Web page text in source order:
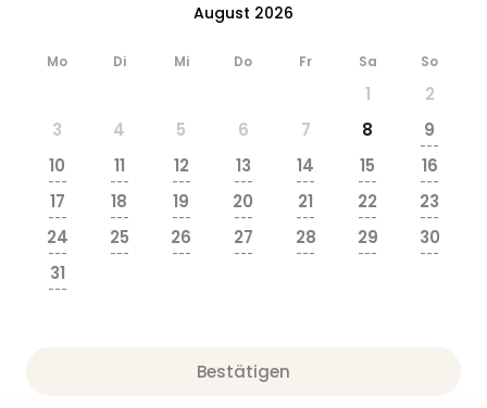
August 2026
Mo Di Mi Do Fr Sa So
1
2
3
4 5 6 7 8 9
---
10
---
11
---
12
---
13
---
14
---
15
---
16
---
17
---
18
---
19
---
20
---
21
---
22
---
23
---
24
---
25
---
26
---
27
---
28
---
29
---
30
---
31
---
Bestätigen